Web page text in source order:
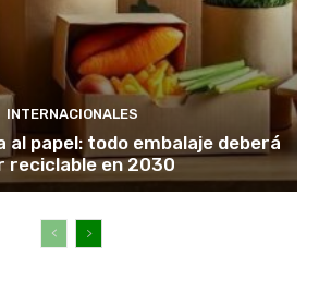
INTERNACIONALES
al papel: todo embalaje deberá
reciclable en 2030